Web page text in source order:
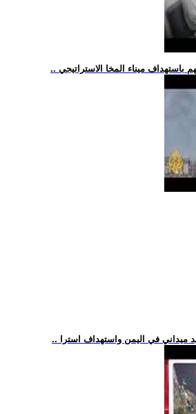
باستهداف ميناء المخا الاستراتيجي
ميداني في اليمن واستهداف استرا